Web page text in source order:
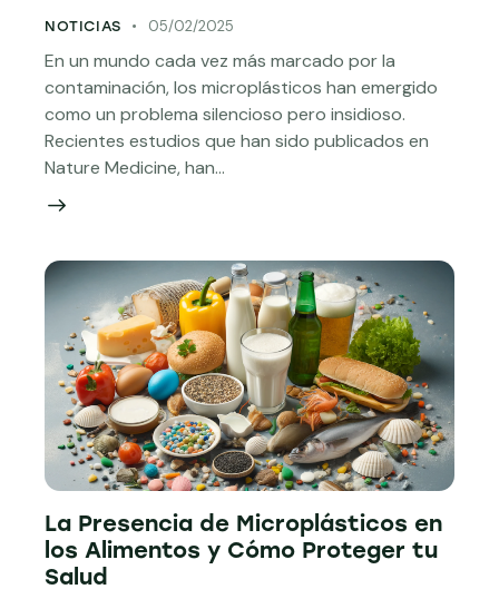
NOTICIAS 05/02/2025
En un mundo cada vez más marcado por la
contaminación, los microplásticos han emergido
como un problema silencioso pero insidioso.
Recientes estudios que han sido publicados en
Nature Medicine, han…
La Presencia de Microplásticos en
los Alimentos y Cómo Proteger tu
Salud